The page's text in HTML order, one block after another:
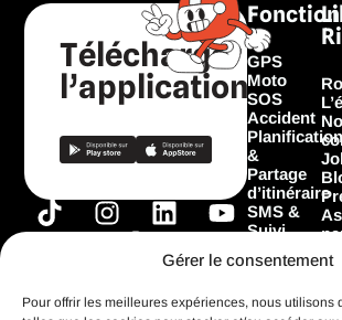
Gérer le consentement
Pour offrir les meilleures expériences, nous utilisons
Télécharger
l’application
T
i
I
n
L
i
n
Y
o
u
a
GPS
Moto
SOS
Accident
Planification
&
Partage
d’itinéraire
SMS &
Suivi
Les